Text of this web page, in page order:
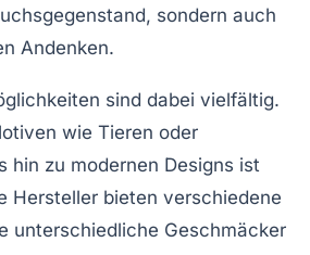
sondern auch
Andenken.
sind dabei vielfältig.
wie Tieren oder
hin zu modernen Designs ist
Hersteller bieten verschiedene
unterschiedliche Geschmäcker